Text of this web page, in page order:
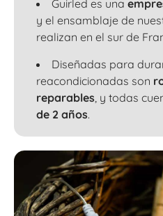
Guirled es una
y el ensamblaje de
realizan en el sur de
Diseñadas para
reacondicionadas son
reparables , y todas
de 2 años.